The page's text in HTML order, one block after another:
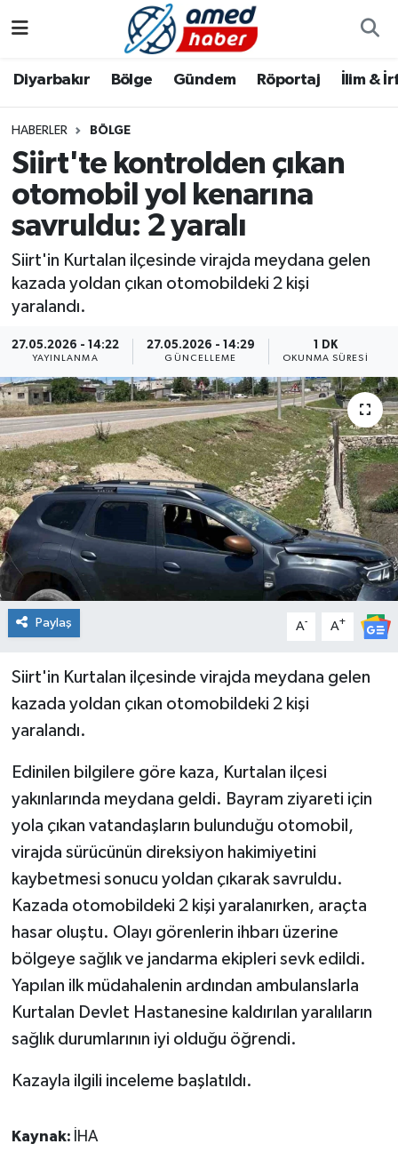
Diyarbakır Bölge Gündem Röportaj İlim &
HABERLER BÖLGE
Siirt'te kontrolden çıkan
otomobil yol kenarına
savruldu: 2 yaralı
Siirt'in Kurtalan ilçesinde virajda meydana gelen
kazada yoldan çıkan otomobildeki 2 kişi
yaralandı.
27.05.2026 - 14:22
YAYINLANMA
27.05.2026 - 14:29
GÜNCELLEME
1 DK
OKUNMA SÜRESI
Paylaş A- A+
Siirt'in Kurtalan ilçesinde virajda meydana gelen
kazada yoldan çıkan otomobildeki 2 kişi
yaralandı.
Edinilen bilgilere göre kaza, Kurtalan ilçesi
yakınlarında meydana geldi. Bayram ziyareti için
yola çıkan vatandaşların bulunduğu otomobil,
virajda sürücünün direksiyon hakimiyetini
kaybetmesi sonucu yoldan çıkarak savruldu.
Kazada otomobildeki 2 kişi yaralanırken, araçta
hasar oluştu. Olayı görenlerin ihbarı üzerine
bölgeye sağlık ve jandarma ekipleri sevk edildi.
Yapılan ilk müdahalenin ardından ambulanslarla
Kurtalan Devlet Hastanesine kaldırılan yaralıların
sağlık durumlarının iyi olduğu öğrendi.
Kazayla ilgili inceleme başlatıldı.
Kaynak: İHA
Bölge
Röportaj
Foto Galeri
Aile
Asayiş
Bilim & Teknoloji
Dünya
Eğitim
Ekonomi
Genel
Güncel
Gündem
İlim & İrfan
Kültür & Sanat
Sağlık
Siyaset
Spor
Yaşam
Diyarbakır Hava Durumu
Diyarbakır Namaz Vakitleri
Diyarbakır Trafik Yoğunluk Haritası
Tüm Manşetler
Son Dakika Haberleri
Haber Arşivi